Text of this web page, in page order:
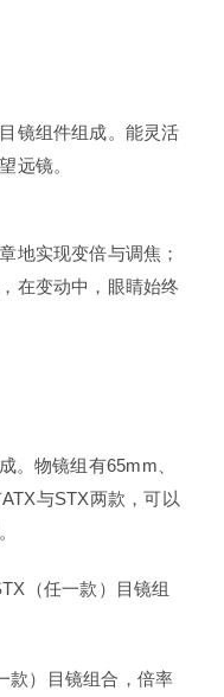
镜组件组成。能灵活
远镜。
地实现变倍与调焦；
在变动中，眼睛始终
。物镜组有65mm、
与STX两款，可以
（任一款）目镜组
款）目镜组合，倍率